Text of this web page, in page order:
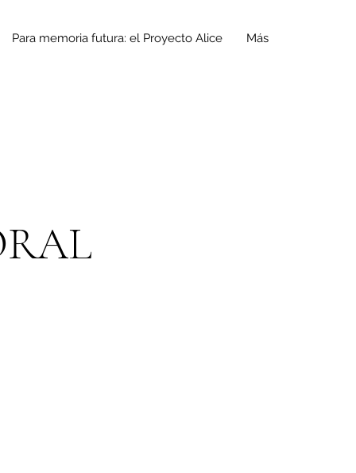
Para memoria futura: el Proyecto Alice Más